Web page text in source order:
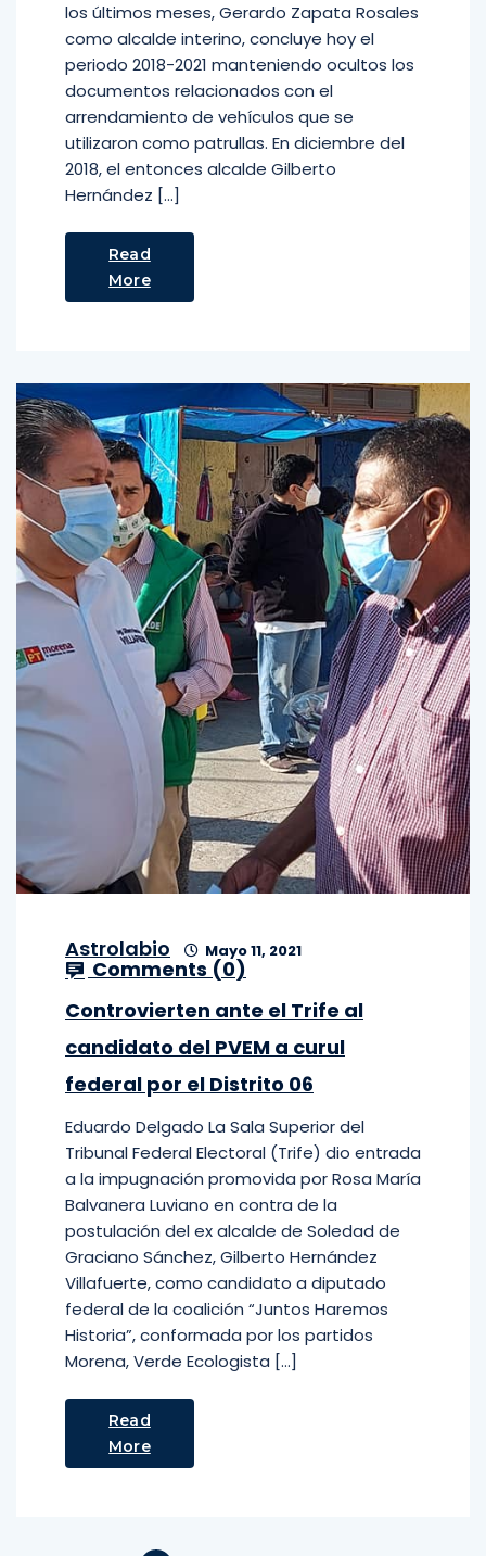
los últimos meses, Gerardo Zapata Rosales
como alcalde interino, concluye hoy el
periodo 2018-2021 manteniendo ocultos los
documentos relacionados con el
arrendamiento de vehículos que se
utilizaron como patrullas. En diciembre del
2018, el entonces alcalde Gilberto
Hernández […]
Read
More
Astrolabio Mayo 11, 2021
Comments (0)
Controvierten ante el Trife al
candidato del PVEM a curul
federal por el Distrito 06
Eduardo Delgado La Sala Superior del
Tribunal Federal Electoral (Trife) dio entrada
a la impugnación promovida por Rosa María
Balvanera Luviano en contra de la
postulación del ex alcalde de Soledad de
Graciano Sánchez, Gilberto Hernández
Villafuerte, como candidato a diputado
federal de la coalición “Juntos Haremos
Historia”, conformada por los partidos
Morena, Verde Ecologista […]
Read
More